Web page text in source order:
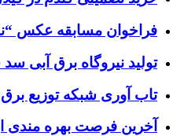
فراخوان مسابقه عکس
تولید نیروگاه برق‌ آبی سد سفیدرود از مرز
تاب آوری شبکه توزیع برق
آخرین فرصت بهره مندی